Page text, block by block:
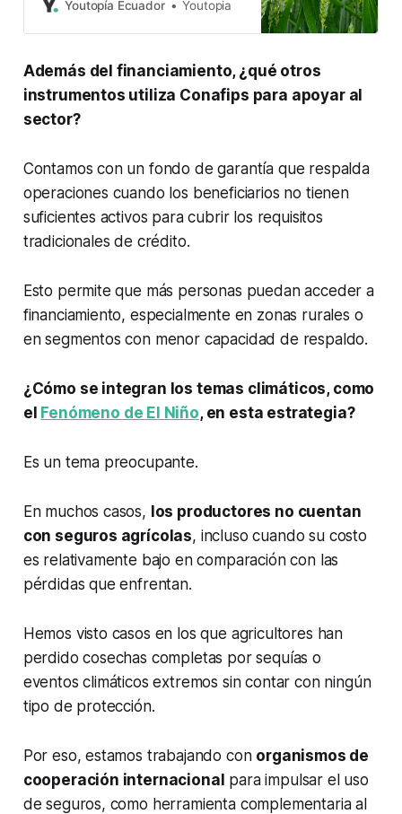
Youtopía Ecuador Youtopia
Además del financiamiento, ¿qué otros
instrumentos utiliza Conafips para apoyar al
sector?
Contamos con un fondo de garantía que respalda
operaciones cuando los beneficiarios no tienen
suficientes activos para cubrir los requisitos
tradicionales de crédito.
Esto permite que más personas puedan acceder a
financiamiento, especialmente en zonas rurales o
en segmentos con menor capacidad de respaldo.
¿Cómo se integran los temas climáticos, como
el Fenómeno de El Niño, en esta estrategia?
Es un tema preocupante.
En muchos casos, los productores no cuentan
con seguros agrícolas, incluso cuando su costo
es relativamente bajo en comparación con las
pérdidas que enfrentan.
Hemos visto casos en los que agricultores han
perdido cosechas completas por sequías o
eventos climáticos extremos sin contar con ningún
tipo de protección.
Por eso, estamos trabajando con organismos de
cooperación internacional para impulsar el uso
de seguros, como herramienta complementaria al